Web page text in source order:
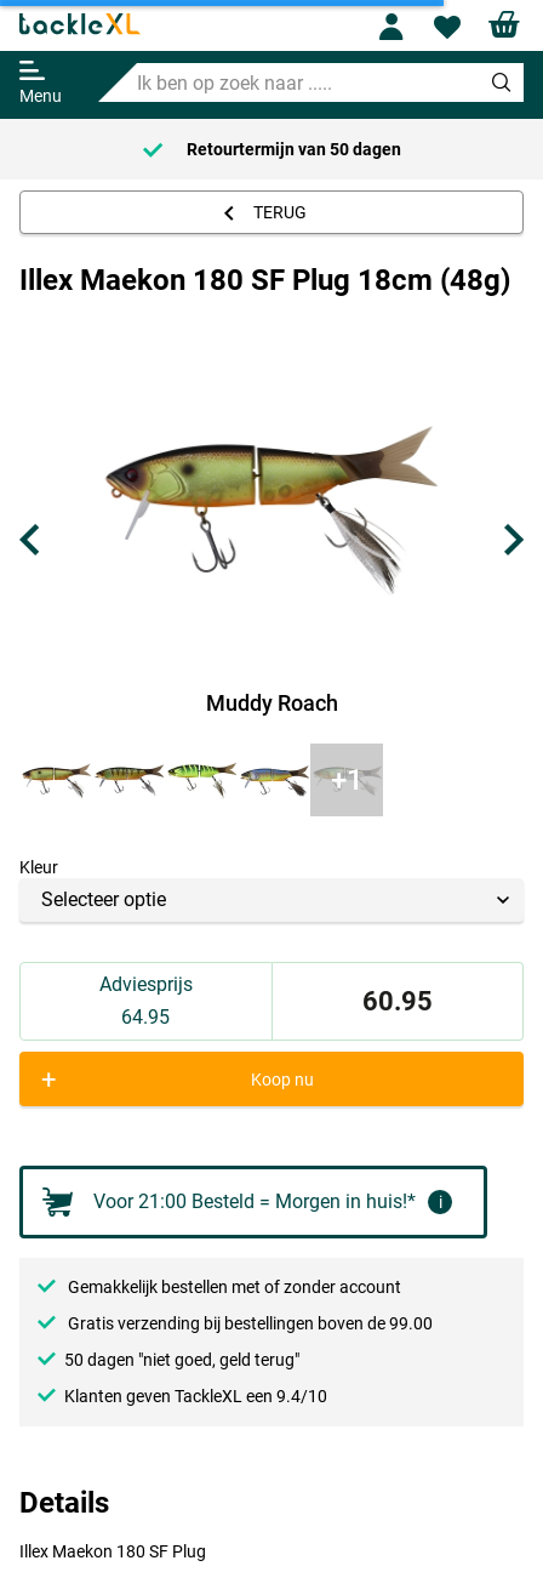
Menu
Ik
ben
op
zoek
naar
Profile
Illex Maekon 180 SF Plug 18cm
(48g)
Adviesprijs
64.95
60.95
Retourtermijn van 50 dagen
TERUG
Illex Maekon 180 SF Plug 18cm (48g)
Muddy Roach
Agressive Perch
Kleur
Adviesprijs
64.95
60.95
+ Koop nu
Voor 21:00 Besteld = Morgen in huis!* i
Gemakkelijk bestellen met of zonder account
Gratis verzending bij bestellingen boven de 99.00
50 dagen "niet goed, geld terug"
Klanten geven TackleXL een 9.4/10
Details
Illex Maekon 180 SF Plug